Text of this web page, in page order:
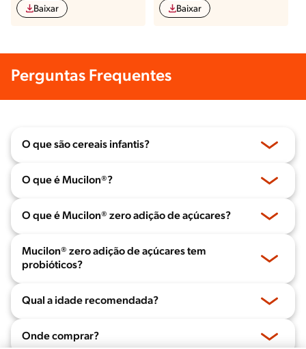
Baixar Baixar
Perguntas Frequentes
O que são cereais infantis?
O que é Mucilon®?
O que é Mucilon® zero adição de açúcares?
Mucilon® zero adição de açúcares tem
probióticos?
Qual a idade recomendada?
Onde comprar?